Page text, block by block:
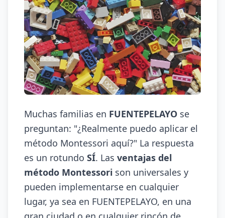
Muchas familias en FUENTEPELAYO se
preguntan: "¿Realmente puedo aplicar el
método Montessori aquí?" La respuesta
es un rotundo SÍ. Las ventajas del
método Montessori son universales y
pueden implementarse en cualquier
lugar, ya sea en FUENTEPELAYO, en una